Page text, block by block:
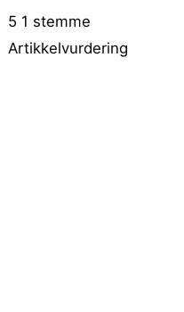
5 1 stemme
Artikkelvurdering